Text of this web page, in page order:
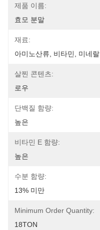
제품 이름:
효모 분말
재료:
아미노산류, 비타민, 미네랄
살찐 콘텐츠:
로우
단백질 함량:
높은
비타민 E 함량:
높은
수분 함량:
13% 미만
Minimum Order Quantity:
18TON